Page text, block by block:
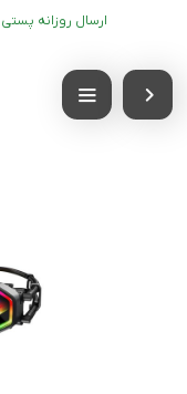
ارسال روزانه پستی